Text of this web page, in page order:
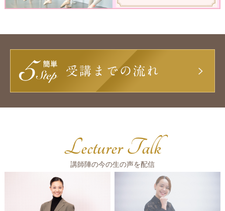
Lecturer Talk
講師陣の今の生の声を配信